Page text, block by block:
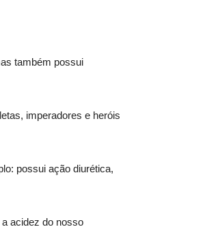
também possui
imperadores e heróis
possui ação diurética,
acidez do nosso